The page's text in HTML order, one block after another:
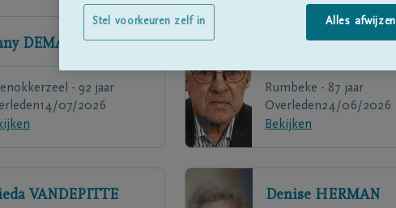
DEMAN
- 92 jaar
14/07/2026
BRIGOU
Rumbeke - 87 jaar
Overleden24/06/2026
Bekijken
VANDEPITTE Denise HERMAN
Alles afwijzen
Stel voorkeuren zelf in